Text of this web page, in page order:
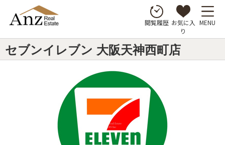
閲覧履歴 お気に入
り
MENU
セブンイレブン 大阪天神西町店